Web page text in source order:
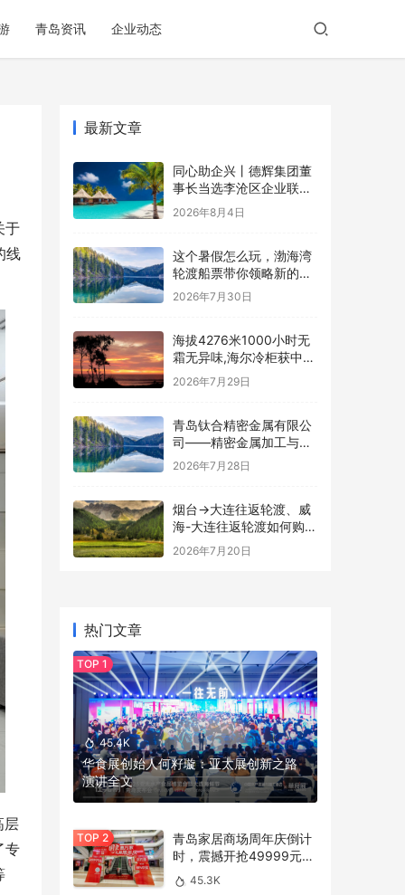
青岛资讯 企业动态
于
线
层
专
最新文章
同心助企兴丨德辉集团董
事长当选李沧区企业联合
会副会长
2026年8月4日
这个暑假怎么玩，渤海湾
轮渡船票带你领略新的海
上玩法
2026年7月30日
海拔4276米1000小时无
霜无异味,海尔冷柜获中科
探官方认证
2026年7月29日
青岛钛合精密金属有限公
司——精密金属加工与钣
金定制服务介绍
2026年7月28日
烟台→大连往返轮渡、威
海-大连往返轮渡如何购买
船票攻略
2026年7月20日
热门文章
45.4K
华食展创始人何籽璇：亚太展创新之路
演讲全文
青岛家居商场周年庆倒计
时，震撼开抢49999元免
单大奖！
45.3K